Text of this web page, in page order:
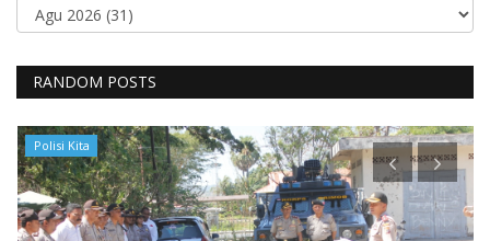
RANDOM POSTS
Polisi Kita